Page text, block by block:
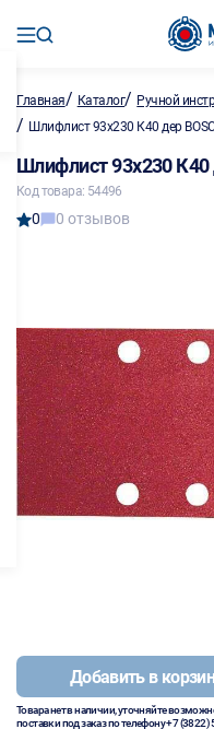
Главная/ Каталог/ Ручной
/ Шлифлист 93х230 К40 дер
Шлифлист 93х230 К40
Код товара: 54496
0 0 отзывов
Добавить в
Товара нет в наличии, уточняйте
поставки под заказ по телефону+7 (3822)